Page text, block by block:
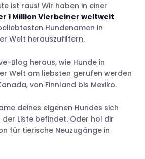
ist raus! Wir haben in einer
1 Million Vierbeiner weltweit
Hundenamen in
Welt herauszufiltern.
Blog heraus, wie Hunde in
Welt am liebsten gerufen werden
von Finnland bis Mexiko.
deines eigenen Hundes sich
Liste befindet. Oder hol dir
für tierische Neuzugänge in